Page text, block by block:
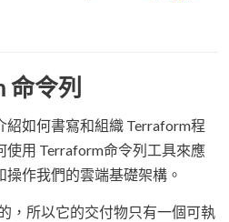
命令列
如何書寫和組織 Terraform程
使用 Terraform命令列工具來應
作我們的雲端基礎架構。
，所以它的交付物只有一個可執